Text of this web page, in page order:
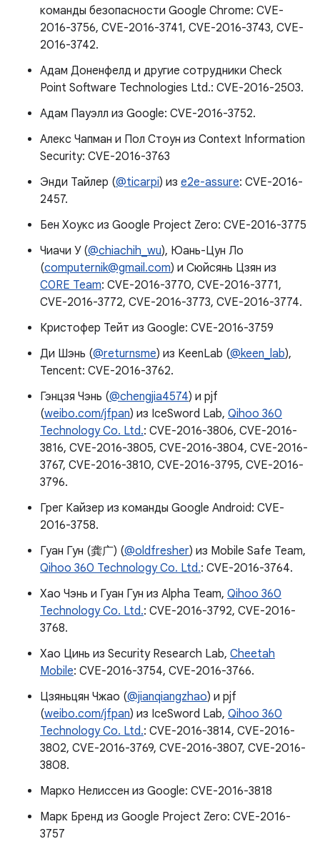
команды безопасности Google Chrome: CVE-
2016-3756, CVE-2016-3741, CVE-2016-3743, CVE-
2016-3742.
Адам Доненфелд и другие сотрудники Check
Point Software Technologies Ltd.: CVE-2016-2503.
Адам Пауэлл из Google: CVE-2016-3752.
Алекс Чапман и Пол Стоун из Context Information
Security: CVE-2016-3763
Энди Тайлер (@ticarpi) из e2e-assure: CVE-2016-
2457.
Бен Хоукс из Google Project Zero: CVE-2016-3775
Чиачи У (@chiachih_wu), Юань-Цун Ло
(computernik@gmail.com) и Сюйсянь Цзян из
C0RE Team: CVE-2016-3770, CVE-2016-3771,
CVE-2016-3772, CVE-2016-3773, CVE-2016-3774.
Кристофер Тейт из Google: CVE-2016-3759
Ди Шэнь (@returnsme) из KeenLab (@keen_lab),
Tencent: CVE-2016-3762.
Гэнцзя Чэнь (@chengjia4574) и pjf
(weibo.com/jfpan) из IceSword Lab, Qihoo 360
Technology Co. Ltd.: CVE-2016-3806, CVE-2016-
3816, CVE-2016-3805, CVE-2016-3804, CVE-2016-
3767, CVE-2016-3810, CVE-2016-3795, CVE-2016-
3796.
Грег Кайзер из команды Google Android: CVE-
2016-3758.
Гуан Гун (龚广) (@oldfresher) из Mobile Safe Team,
Qihoo 360 Technology Co. Ltd.: CVE-2016-3764.
Хао Чэнь и Гуан Гун из Alpha Team, Qihoo 360
Technology Co. Ltd.: CVE-2016-3792, CVE-2016-
3768.
Хао Цинь из Security Research Lab, Cheetah
Mobile: CVE-2016-3754, CVE-2016-3766.
Цзяньцян Чжао (@jianqiangzhao) и pjf
(weibo.com/jfpan) из IceSword Lab, Qihoo 360
Technology Co. Ltd.: CVE-2016-3814, CVE-2016-
3802, CVE-2016-3769, CVE-2016-3807, CVE-2016-
3808.
Марко Нелиссен из Google: CVE-2016-3818
Марк Бренд из Google Project Zero: CVE-2016-
3757